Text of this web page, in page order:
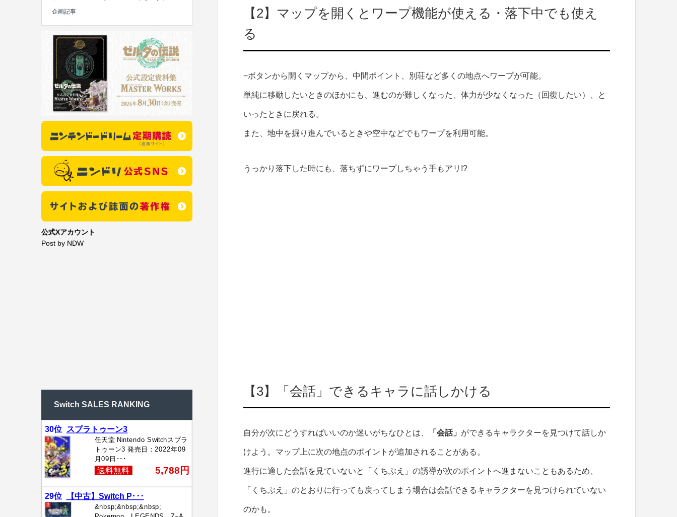
【2】マップを開くとワープ機能が使える・落下中でも使え
る
−ボタンから開くマップから、中間ポイント、別荘など多くの地点へワープが可能。
単純に移動したいときのほかにも、進むのが難しくなった、体力が少なくなった（回復したい）、と
いったときに戻れる。
また、地中を掘り進んでいるときや空中などでもワープを利用可能。
うっかり落下した時にも、落ちずにワープしちゃう手もアリ!?
【3】「会話」できるキャラに話しかける
自分が次にどうすればいいのか迷いがちなひとは、 「会話」 ができるキャラクターを見つけて話しか
けよう。マップ上に次の地点のポイントが追加されることがある。
進行に適した会話を見ていないと「くちぶえ」の誘導が次のポイントへ進まないこともあるため、
「くちぶえ」のとおりに行っても戻ってしまう場合は会話できるキャラクターを見つけられていない
のかも。
企画記事
公式Xアカウント
Post by NDW
Switch SALES RANKING